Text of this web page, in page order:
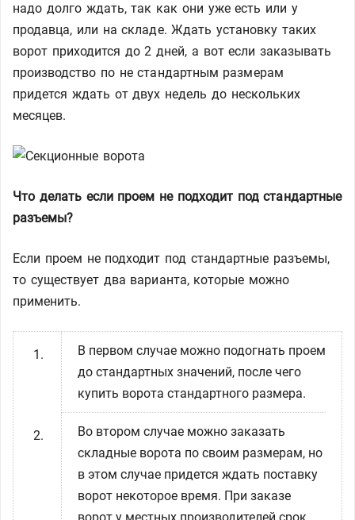
надо долго ждать, так как они уже есть или у
продавца, или на складе. Ждать установку таких
ворот приходится до 2 дней, а вот если заказывать
производство по не стандартным размерам
придется ждать от двух недель до нескольких
месяцев.
Что делать если проем не подходит под стандартные
разъемы?
Если проем не подходит под стандартные разъемы,
то существует два варианта, которые можно
применить.
В первом случае можно подогнать проем
до стандартных значений, после чего
купить ворота стандартного размера.
Во втором случае можно заказать
складные ворота по своим размерам, но
в этом случае придется ждать поставку
ворот некоторое время. При заказе